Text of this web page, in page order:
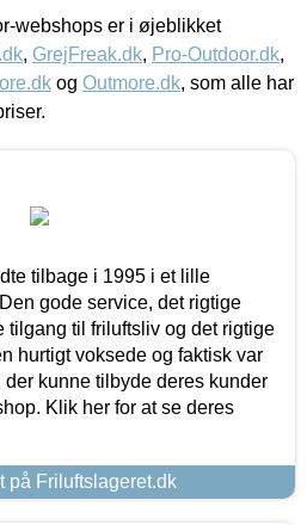
webshops er i øjeblikket
, GrejFreak.dk, Pro-Outdoor.dk,
og Outmore.dk, som alle har
tilbage i 1995 i et lille
gode service, det rigtige
tilgang til friluftsliv og det rigtige
hurtigt voksede og faktisk var
kunne tilbyde deres kunder
Klik her for at se deres
på Friluftslageret.dk